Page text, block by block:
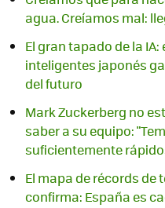
agua. Creíamos mal:
El gran tapado de la
inteligentes japonés
del futuro
Mark Zuckerberg no
saber a su equipo:
suficientemente
El mapa de récords de
confirma: España es